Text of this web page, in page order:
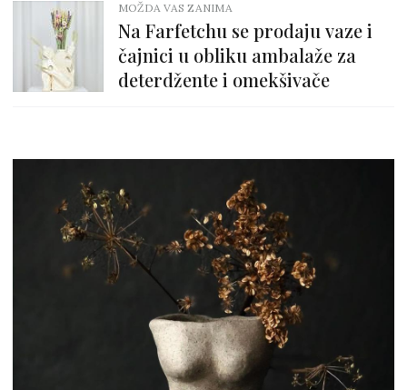
MOŽDA VAS ZANIMA
Na Farfetchu se prodaju vaze i
čajnici u obliku ambalaže za
deterdžente i omekšivače